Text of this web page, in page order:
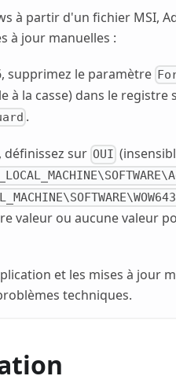
à partir d'un fichier MSI,
à jour manuelles :
supprimez le paramètre
à la casse) dans le registre
.
définissez sur OUI
valeur ou aucune valeur
et les mises à jour
techniques.